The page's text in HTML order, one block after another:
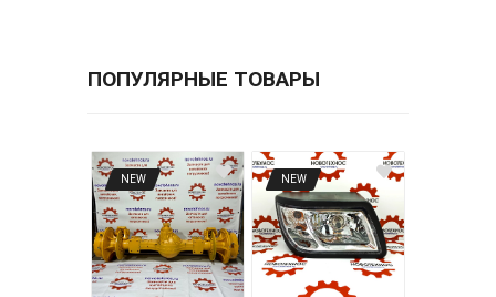
ПОПУЛЯРНЫЕ ТОВАРЫ
NEW NEW